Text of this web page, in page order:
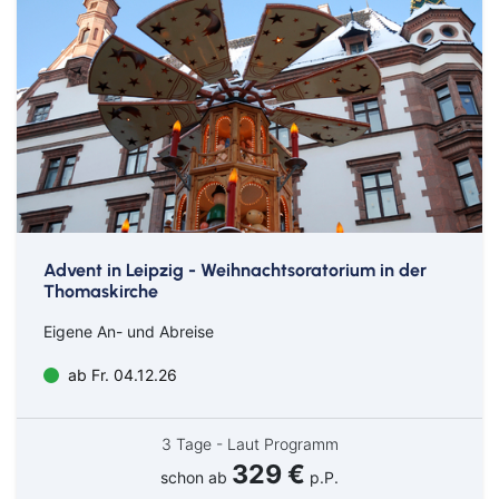
Städtereisen
Eventreisen
Musicalreisen
Elbphilharmonie Hamburg
Ruhr & Rhein
Europa
Mein Schiff Kombireisen
Mein Schiff Kreuzfahrten
Mosel Kreuzfahrten
Rhein Kreuzfahrten
Eigenanreise
Flug
Schiff
Abreiseort
Bus
Geldern
Goch
Meppen
Osnabrück
Advent in Leipzig - Weihnachtsoratorium in der
Thomaskirche
Eigene An- und Abreise
ab Fr. 04.12.26
3 Tage - Laut Programm
schon ab 329 € p.P.